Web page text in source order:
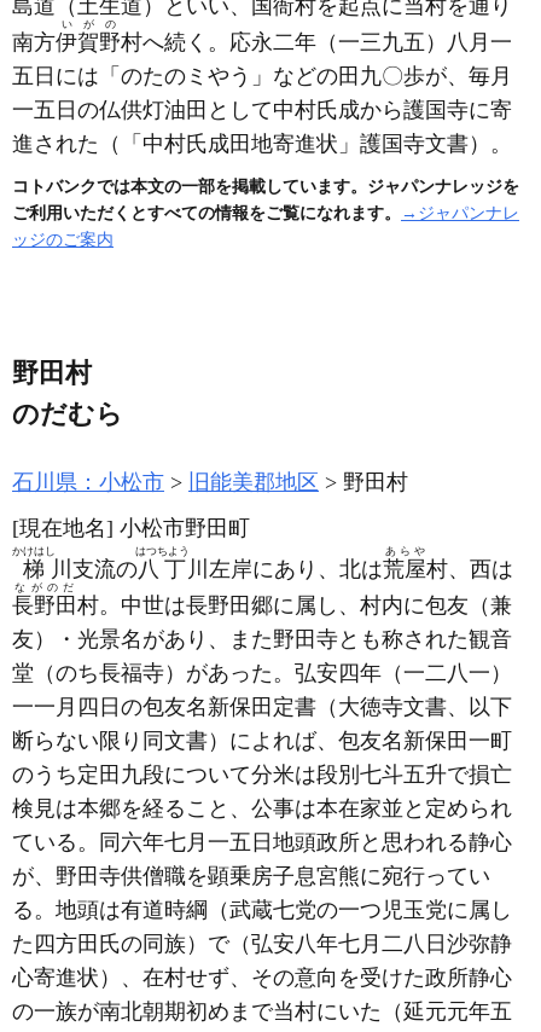
島道 （土生道）
といい、国衙村を起点に当村を通り
南方伊賀野
いがの
村へ続く。応永二年 （一三九五） 八月一
五日には「のたのミやう」などの田九〇歩が、毎月
一五日の仏供灯油田として中村氏成から護国寺に寄
進された （「中村氏成田地寄進状」護国寺文書） 。
コトバンクでは本文の一部を掲載しています。ジャパンナレッジを
ご利用いただくとすべての情報をご覧になれます。
→ジャパンナレ
ッジのご案内
野田村
のだむら
石川県：小松市 旧能美郡地区
野田村
[現在地名] 小松市野田町
梯
かけはし
川支流の八丁
はつちよう
川左岸にあり、北は荒屋
あらや
村、西は
長野田
ながのだ
村。中世は長野田郷に属し、村内に包友 （兼
友）
・光景名があり、また野田寺とも称された観音
堂 （のち長福寺） があった。弘安四年 （一二八一）
一一月四日の包友名新保田定書 （大徳寺文書、以下
断らない限り同文書） によれば、包友名新保田一町
のうち定田九段について分米は段別七斗五升で損亡
検見は本郷を経ること、公事は本在家並と定められ
ている。同六年七月一五日地頭政所と思われる静心
が、野田寺供僧職を顕乗房子息宮熊に宛行ってい
る。地頭は有道時綱 （武蔵七党の一つ児玉党に属し
た四方田氏の同族） で（弘安八年七月二八日沙弥静
心寄進状） 、在村せず、その意向を受けた政所静心
の一族が南北朝期初めまで当村にいた （延元元年五